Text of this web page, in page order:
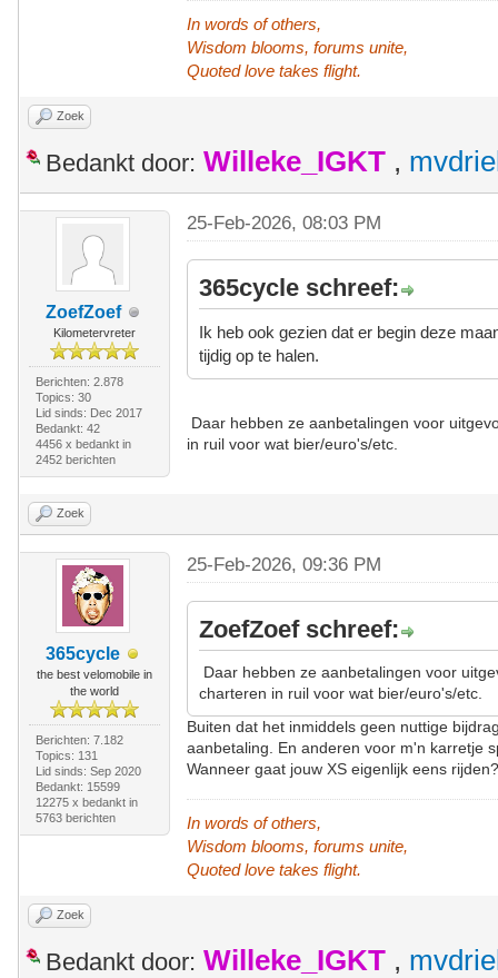
In words of others,
Wisdom blooms, forums unite,
Quoted love takes flight.
Zoek
Bedankt door: Willeke_IGKT ,
ZoefZoef
Kilometervreter
Berichten: 2.878
Topics: 30
Lid sinds: Dec 2017
Bedankt: 42
4456 x bedankt in
2452 berichten
25-Feb-2026, 08:03 PM
365cycle schreef:
Ik heb ook gezien dat er begin deze
tijdig op te halen.
Daar hebben ze aanbetalingen voor
in ruil voor wat bier/euro's/etc.
Zoek
365cycle
the best velomobile in
the world
Berichten: 7.182
Topics: 131
Lid sinds: Sep 2020
Bedankt: 15599
12275 x bedankt in
5763 berichten
25-Feb-2026, 09:36 PM
ZoefZoef schreef:
Daar hebben ze aanbetalingen voor
charteren in ruil voor wat bier/euro's/etc.
Buiten dat het inmiddels geen nuttige
aanbetaling. En anderen voor m'n karretje
Wanneer gaat jouw XS eigenlijk eens
In words of others,
Wisdom blooms, forums unite,
Quoted love takes flight.
Zoek
Bedankt door: Willeke_IGKT ,